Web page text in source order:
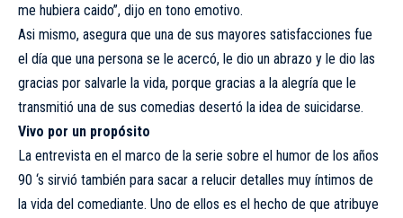
me hubiera caido”, dijo en tono emotivo.
Asi mismo, asegura que una de sus mayores satisfacciones fue
el día que una persona se le acercó, le dio un abrazo y le dio las
gracias por salvarle la vida, porque gracias a la alegría que le
transmitió una de sus comedias desertó la idea de suicidarse.
Vivo por un propósito
La entrevista en el marco de la serie sobre el humor de los años
90 ‘s sirvió también para sacar a relucir detalles muy íntimos de
la vida del comediante. Uno de ellos es el hecho de que atribuye